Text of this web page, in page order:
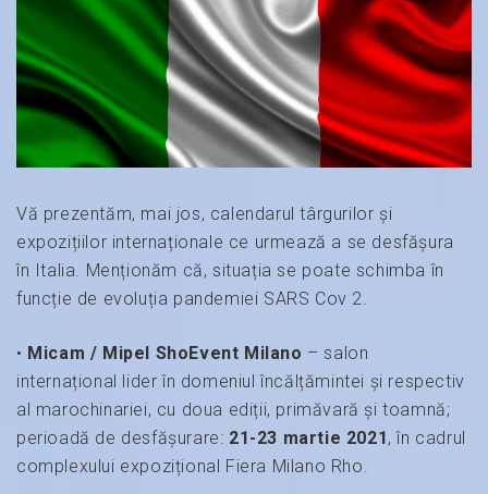
Vă prezentăm, mai jos, calendarul târgurilor și
expozițiilor internaționale ce urmează a se desfășura
în Italia. Menționăm că, situația se poate schimba în
funcție de evoluția pandemiei SARS Cov 2.
• Micam / Mipel ShoEvent Milano – salon
internațional lider în domeniul încălțămintei și respectiv
al marochinariei, cu doua ediții, primăvară și toamnă;
perioadă de desfășurare: 21-23 martie 2021, în cadrul
complexului expozițional Fiera Milano Rho.